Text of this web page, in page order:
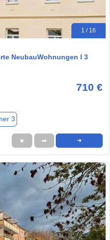
1 / 16
NeubauWohnungen I 3
710 €
3
★ ➦ ➜